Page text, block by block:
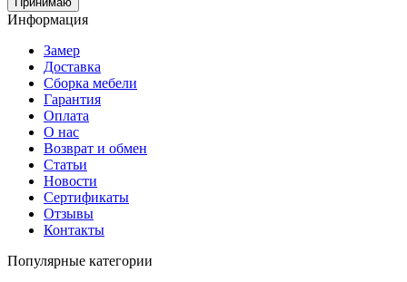
Информация
Замер
Доставка
Сборка мебели
Гарантия
Оплата
О нас
Возврат и обмен
Статьи
Новости
Сертификаты
Отзывы
Контакты
Популярные категории